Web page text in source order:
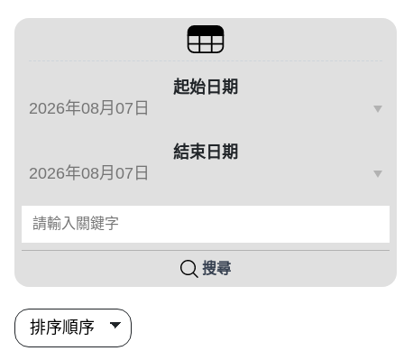
篩選與搜尋條件
起始日期
結束日期
請輸入關鍵字
搜尋